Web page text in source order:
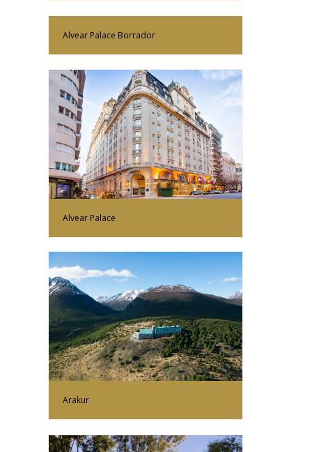
Más Información
Alvear Palace Borrador
Más Información
Alvear Palace
Más Información
Arakur